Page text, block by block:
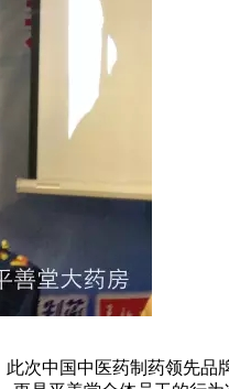
次中国中医药制药领先